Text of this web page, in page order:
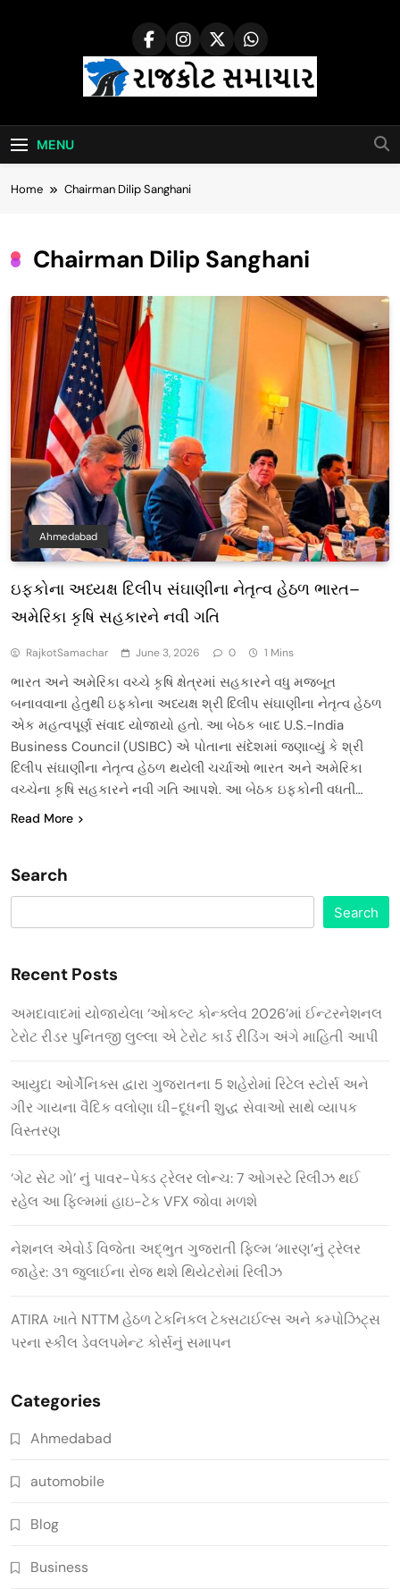
Rajkot Samachar
MENU
Home Chairman Dilip Sanghani
Chairman Dilip Sanghani
Ahmedabad
ઇફકોના અધ્યક્ષ દિલીપ સંઘાણીના નેતૃત્વ હેઠળ ભારત–
અમેરિકા કૃષિ સહકારને નવી ગતિ
RajkotSamachar June 3, 2026 0 1 Mins
ભારત અને અમેરિકા વચ્ચે કૃષિ ક્ષેત્રમાં સહકારને વધુ મજબૂત
બનાવવાના હેતુથી ઇફકોના અધ્યક્ષ શ્રી દિલીપ સંઘાણીના નેતૃત્વ હેઠળ
એક મહત્વપૂર્ણ સંવાદ યોજાયો હતો. આ બેઠક બાદ U.S.-India
Business Council (USIBC) એ પોતાના સંદેશમાં જણાવ્યું કે શ્રી
દિલીપ સંઘાણીના નેતૃત્વ હેઠળ થયેલી ચર્ચાઓ ભારત અને અમેરિકા
વચ્ચેના કૃષિ સહકારને નવી ગતિ આપશે. આ બેઠક ઇફકોની વધતી…
Read More
Search
Search
Recent Posts
અમદાવાદમાં યોજાયેલા ‘ઓકલ્ટ કોન્ક્લેવ 2026’માં ઈન્ટરનેશનલ
ટેરોટ રીડર પુનિતજી લુલ્લા એ ટેરોટ કાર્ડ રીડિંગ અંગે માહિતી આપી
આયુદા ઓર્ગેનિક્સ દ્વારા ગુજરાતના 5 શહેરોમાં રિટેલ સ્ટોર્સ અને
ગીર ગાયના વૈદિક વલોણા ઘી-દૂધની શુદ્ધ સેવાઓ સાથે વ્યાપક
વિસ્તરણ
‘ગેટ સેટ ગો’ નું પાવર-પેક્ડ ટ્રેલર લોન્ચ: 7 ઓગસ્ટે રિલીઝ થઈ
રહેલ આ ફિલ્મમાં હાઇ-ટેક VFX જોવા મળશે
નેશનલ એવોર્ડ વિજેતા અદ્ભુત ગુજરાતી ફિલ્મ ‘મારણ’નું ટ્રેલર
જાહેર: ૩૧ જુલાઈના રોજ થશે થિયેટરોમાં રિલીઝ
ATIRA ખાતે NTTM હેઠળ ટેકનિકલ ટેક્સટાઈલ્સ અને કમ્પોઝિટ્સ
પરના સ્કીલ ડેવલપમેન્ટ કોર્સનું સમાપન
Categories
Ahmedabad
automobile
Blog
Business